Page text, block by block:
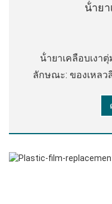
น้ํายา
น้ํายาเคลือบเงาตุ่มน้ํา พารามิเตอร์ท
ลักษณะ: ของเหลว
8.5-9.0 ความหนืด: